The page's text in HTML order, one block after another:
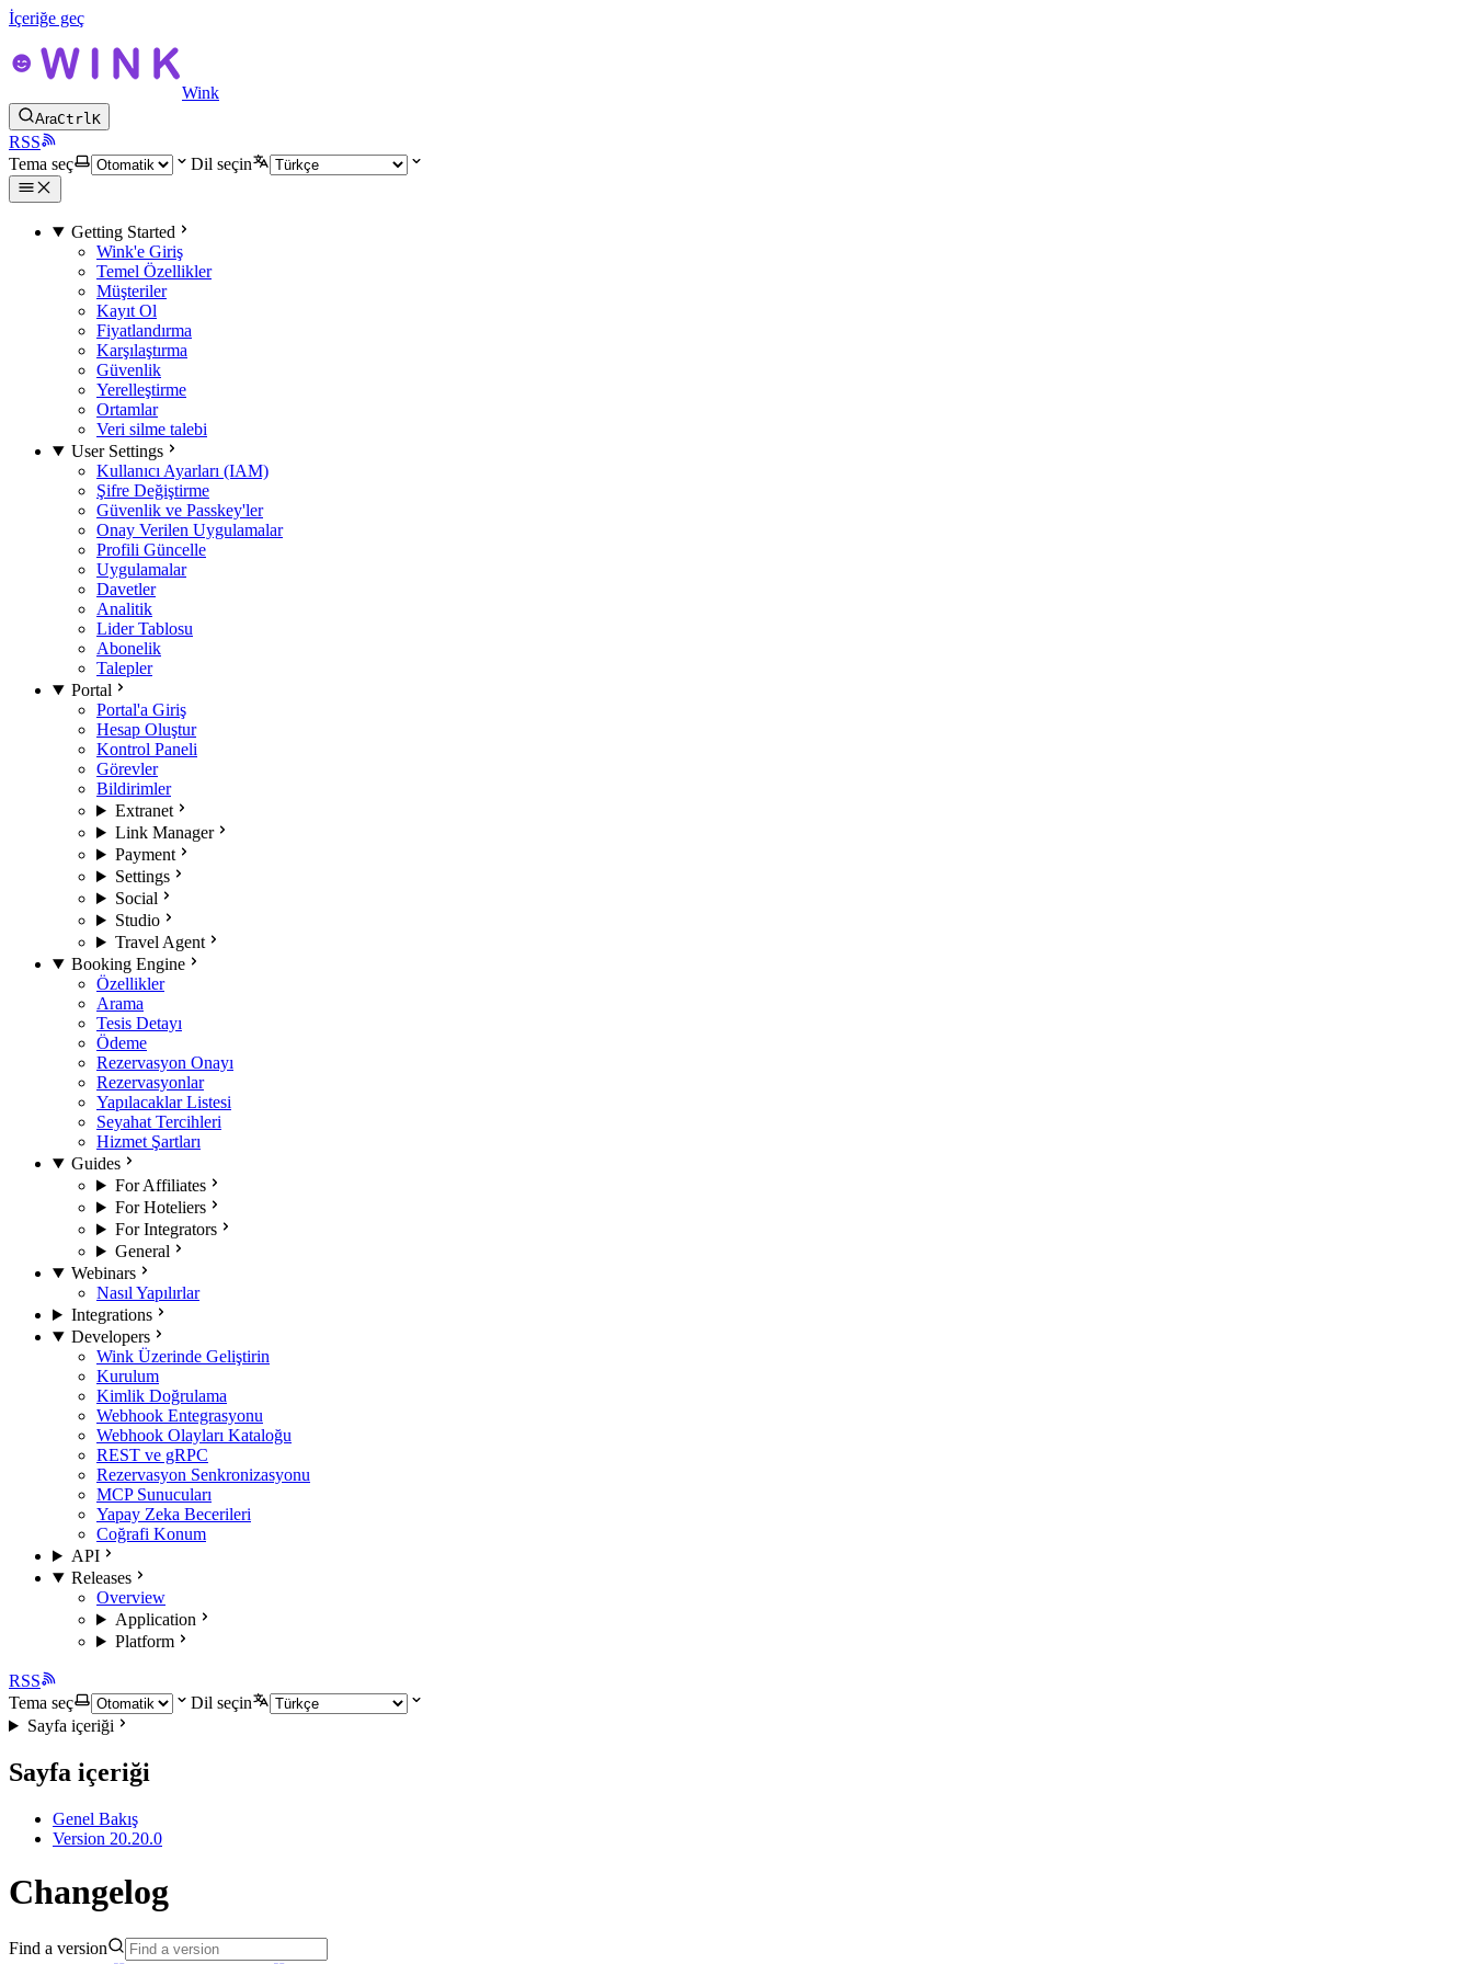
İçeriğe geç
Wink
AraCtrlK
RSS
Tema seç
Dil seçin
Getting Started
Wink'e Giriş
Temel Özellikler
Müşteriler
Kayıt Ol
Fiyatlandırma
Karşılaştırma
Güvenlik
Yerelleştirme
Ortamlar
Veri silme talebi
User Settings
Kullanıcı Ayarları (IAM)
Şifre Değiştirme
Güvenlik ve Passkey'ler
Onay Verilen Uygulamalar
Profili Güncelle
Uygulamalar
Davetler
Analitik
Lider Tablosu
Abonelik
Talepler
Portal
Portal'a Giriş
Hesap Oluştur
Kontrol Paneli
Görevler
Bildirimler
Extranet
Link Manager
Payment
Settings
Social
Studio
Travel Agent
Booking Engine
Özellikler
Arama
Tesis Detayı
Ödeme
Rezervasyon Onayı
Rezervasyonlar
Yapılacaklar Listesi
Seyahat Tercihleri
Hizmet Şartları
Guides
For Affiliates
For Hoteliers
For Integrators
General
Webinars
Nasıl Yapılırlar
Integrations
Developers
Wink Üzerinde Geliştirin
Kurulum
Kimlik Doğrulama
Webhook Entegrasyonu
Webhook Olayları Kataloğu
REST ve gRPC
Rezervasyon Senkronizasyonu
MCP Sunucuları
Yapay Zeka Becerileri
Coğrafi Konum
API
Releases
Overview
Application
Platform
RSS
Tema seç
Dil seçin
Sayfa içeriği
Sayfa içeriği
Genel Bakış
Version 20.20.0
Changelog
Find a version